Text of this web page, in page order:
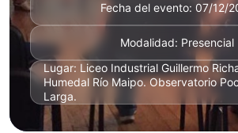
Fecha del evento: 07/12/
Modalidad: Presencial
Lugar: Liceo Industrial Guillermo
Humedal Río Maipo. Observatorio
Larga.